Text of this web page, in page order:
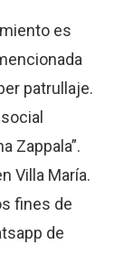
es
patrullaje.
Zappala”.
Villa María.
fines de
de